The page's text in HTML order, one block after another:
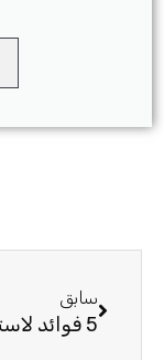
سابق